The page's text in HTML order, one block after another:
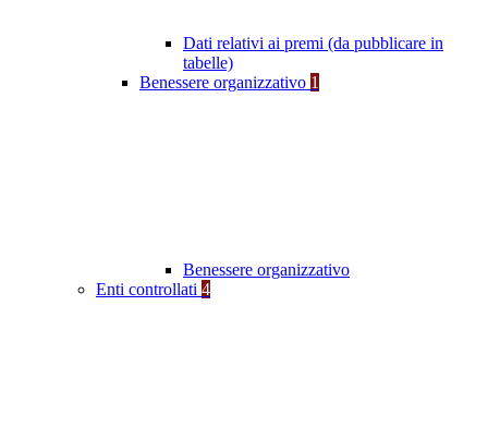
Dati relativi ai premi (da pubblicare in
tabelle)
Benessere organizzativo 1
Benessere organizzativo
Enti controllati 4